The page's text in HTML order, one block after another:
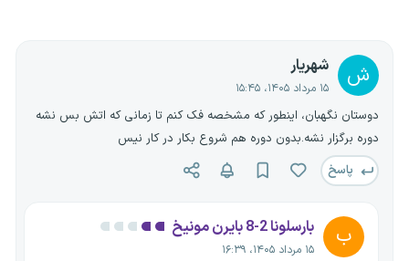
ش شهریار
۱۵ مرداد ۱۴۰۵، ۱۵:۴۵
دوستان نگهبان، اینطور که مشخصه فک کنم تا زمانی که اتش بس نشه
دوره برگزار نشه.بدون دوره هم شروع بکار در کار نیس
پاسخ
ب بارسلونا 2-8 بایرن مونیخ
۱۵ مرداد ۱۴۰۵، ۱۶:۳۹